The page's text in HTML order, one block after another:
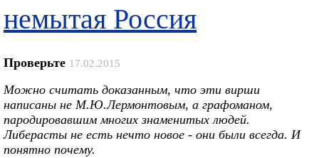
немытая Россия
Проверьте 17.02.2015
Можно считать доказанным, что эти вирши
написаны не М.Ю.Лермонтовым, а графоманом,
пародировавшим многих знаменитых людей.
Либерасты не есть нечто новое - они были всегда. И
понятно почему.